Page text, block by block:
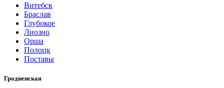
Витебск
Браслав
Глубокое
Лиозно
Орша
Полоцк
Поставы
Гродненская